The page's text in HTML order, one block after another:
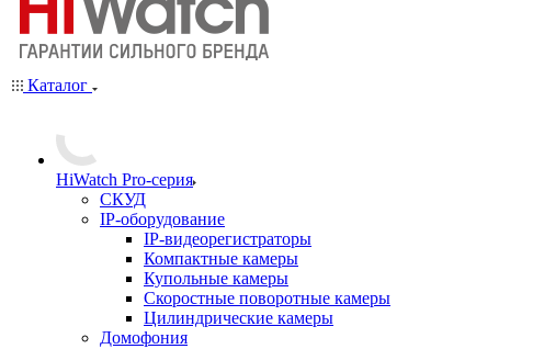
Каталог
HiWatch Pro-серия
CКУД
IP-оборудование
IP-видеорегистраторы
Компактные камеры
Купольные камеры
Скоростные поворотные камеры
Цилиндрические камеры
Домофония